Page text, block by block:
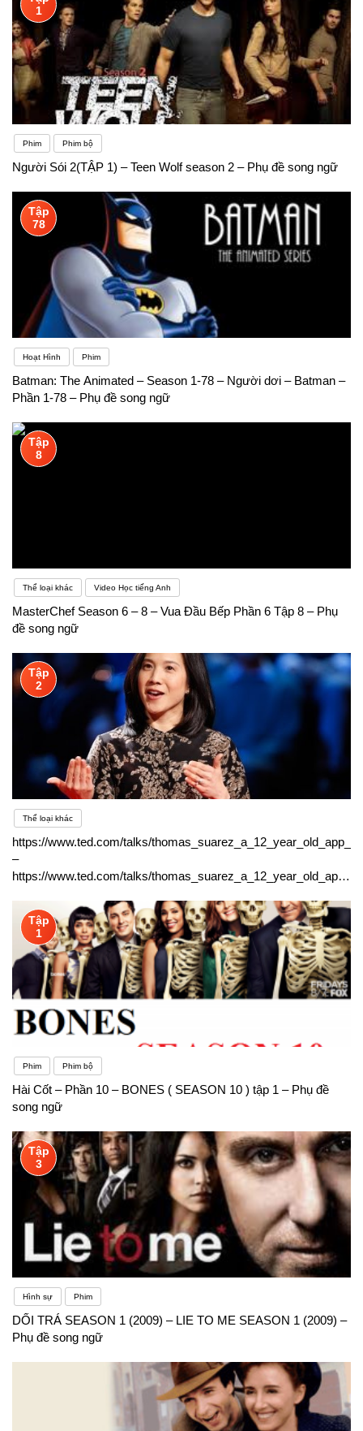
1
Phim Phim bộ
Người Sói 2(TẬP 1) – Teen Wolf season 2 – Phụ đề song ngữ
Tập
78
Hoạt Hình Phim
Batman: The Animated – Season 1-78 – Người dơi – Batman –
Phần 1-78 – Phụ đề song ngữ
Tập
8
Thể loại khác Video Học tiếng Anh
MasterChef Season 6 – 8 – Vua Đầu Bếp Phần 6 Tập 8 – Phụ
đề song ngữ
Tập
2
Thể loại khác
https://www.ted.com/talks/
–
https://www.ted.com/talks/
Tập
1
Phim Phim bộ
Hài Cốt – Phần 10 – BONES ( SEASON 10 ) tập 1 – Phụ đề
song ngữ
Tập
3
Hình sự Phim
DỐI TRÁ SEASON 1 (2009) – LIE TO ME SEASON 1 (2009) –
Phụ đề song ngữ